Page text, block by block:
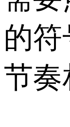
的
节奏